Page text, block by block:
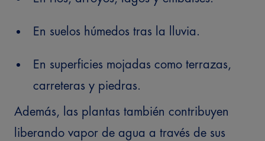
En suelos húmedos tras la lluvia.
En superficies mojadas como terrazas,
carreteras y piedras.
Además, las plantas también contribuyen
liberando vapor de agua a través de sus